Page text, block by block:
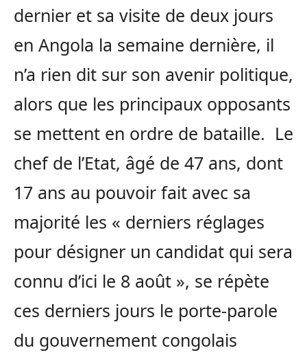
dernier et sa visite de deux jours
en Angola la semaine dernière, il
n’a rien dit sur son avenir politique,
alors que les principaux opposants
se mettent en ordre de bataille. Le
chef de l’Etat, âgé de 47 ans, dont
17 ans au pouvoir fait avec sa
majorité les « derniers réglages
pour désigner un candidat qui sera
connu d’ici le 8 août », se répète
ces derniers jours le porte-parole
du gouvernement congolais